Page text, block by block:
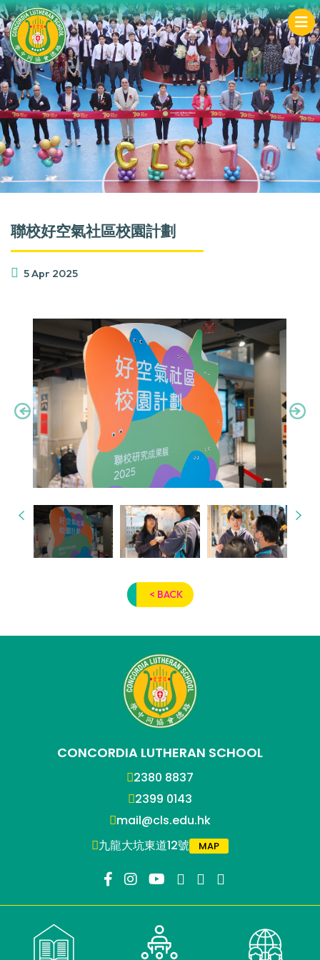
聯校好空氣社區校園計劃
5 Apr 2025
< BACK
CONCORDIA LUTHERAN SCHOOL
2380 8837
2399 0143
mail@cls.edu.hk
九龍大坑東道12號
MAP